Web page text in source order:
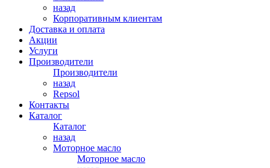
назад
Корпоративным клиентам
Доставка и оплата
Акции
Услуги
Производители
Производители
назад
Repsol
Контакты
Каталог
Каталог
назад
Моторное масло
Моторное масло